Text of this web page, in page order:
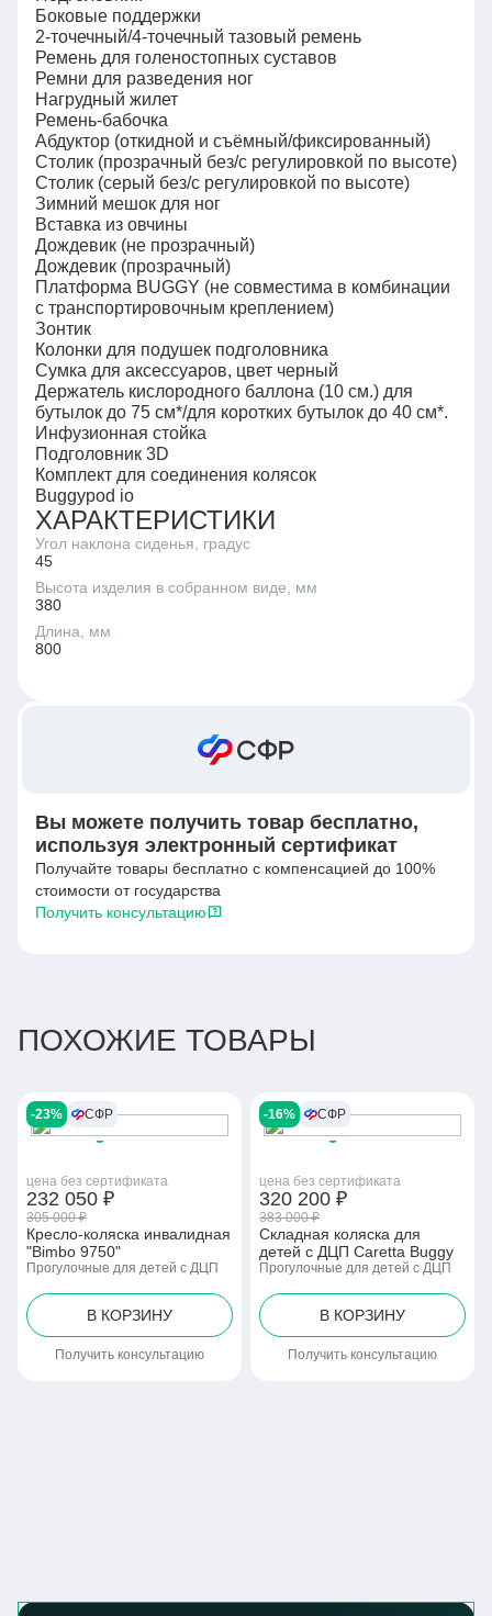
Боковые поддержки
2-точечный/4-точечный тазовый ремень
Ремень для голеностопных суставов
Ремни для разведения ног
Нагрудный жилет
Ремень-бабочка
Абдуктор (откидной и съёмный/фиксированный)
Столик (прозрачный без/с регулировкой по высоте)
Столик (серый без/с регулировкой по высоте)
Зимний мешок для ног
Вставка из овчины
Дождевик (не прозрачный)
Дождевик (прозрачный)
Платформа BUGGY (не совместима в комбинации
с транспортировочным креплением)
Зонтик
Колонки для подушек подголовника
Сумка для аксессуаров, цвет черный
Держатель кислородного баллона (10 см.) для
бутылок до 75 см*/для коротких бутылок до 40 см*.
Инфузионная стойка
Подголовник 3D
Комплект для соединения колясок
Buggypod io
ХАРАКТЕРИСТИКИ
Угол наклона сиденья, градус
45
Высота изделия в собранном виде, мм
380
Длина, мм
800
Вы можете получить товар бесплатно,
используя электронный сертификат
Получайте товары бесплатно с компенсацией до 100%
стоимости от государства
Получить консультацию
ПОХОЖИЕ ТОВАРЫ
-23% СФР
цена без сертификата
232 050 ₽
305 000 ₽
Кресло-коляска инвалидная
"Bimbo 9750"
Прогулочные для детей с ДЦП
В КОРЗИНУ
Получить консультацию
-16% СФР
цена без сертификата
320 200 ₽
383 000 ₽
Складная коляска для
детей с ДЦП Caretta Buggy
Прогулочные для детей с ДЦП
В КОРЗИНУ
Получить консультацию